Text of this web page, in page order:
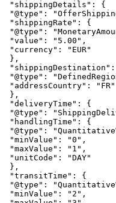
"shippingDetails" :
{
"@type" :
"shippingRate" :
{
"@type" :
"value" : "5.00" ,
"currency" :
"EUR"
} ,
"shippingDestination" :
"@type" :
"addressCountry" :
"FR"
} ,
"deliveryTime" :
{
"@type" :
"handlingTime" :
{
"@type" :
"minValue" : "0" ,
"maxValue" : "1" ,
"unitCode" :
"DAY"
} ,
"transitTime" :
{
"@type" :
"minValue" : "2" ,